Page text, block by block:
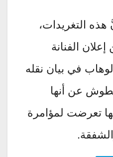
هذه التغريدات،
الفنانة
في بيان نقله
عن أنها
تعرضت لمؤامرة